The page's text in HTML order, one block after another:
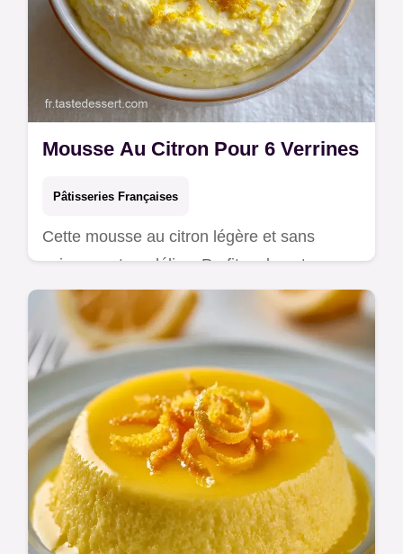
Mousse Au Citron Pour 6 Verrines
Pâtisseries Françaises
Cette mousse au citron légère et sans
cuisson est un délice. Profitez de notre
tableau des équivalences budgétaires pour
un dessert prêt en 20 min actif.